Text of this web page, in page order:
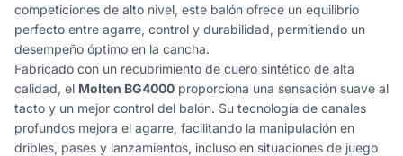
competiciones de alto nivel, este balón ofrece un equilibrio
perfecto entre agarre, control y durabilidad, permitiendo un
desempeño óptimo en la cancha.
Fabricado con un recubrimiento de cuero sintético de alta
calidad, el Molten BG4000 proporciona una sensación suave al
tacto y un mejor control del balón. Su tecnología de canales
profundos mejora el agarre, facilitando la manipulación en
dribles, pases y lanzamientos, incluso en situaciones de juego